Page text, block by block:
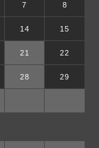
7 8
14 15
21 22
28 29